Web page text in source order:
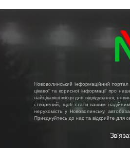
Нововолинський інформаційний
цікавої та корисної інформації про
найцікавіші місця для відвідування,
створений, щоб стати вашим
нерухомість у Нововолинську,
Приєднуйтесь до нас та відкрийте для